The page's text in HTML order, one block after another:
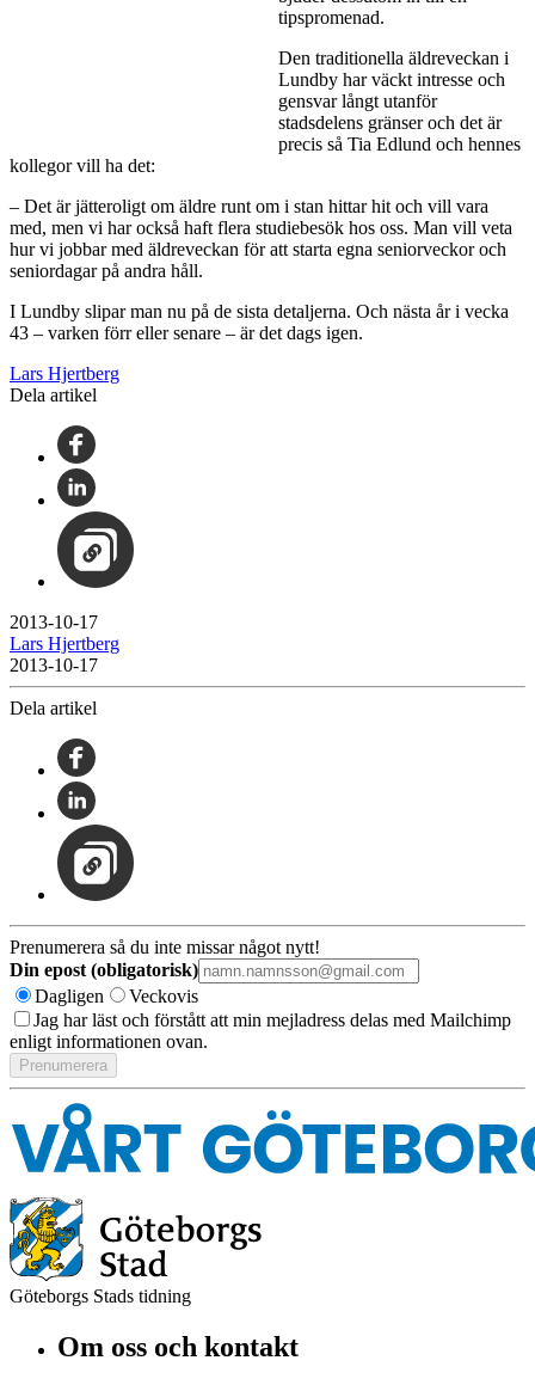
tipspromenad.
Den traditionella äldreveckan i
Lundby har väckt intresse och
gensvar långt utanför
stadsdelens gränser och det är
precis så Tia Edlund och hennes
kollegor vill ha det:
– Det är jätteroligt om äldre runt om i stan hittar hit och vill vara
med, men vi har också haft flera studiebesök hos oss. Man vill veta
hur vi jobbar med äldreveckan för att starta egna seniorveckor och
seniordagar på andra håll.
I Lundby slipar man nu på de sista detaljerna. Och nästa år i vecka
43 – varken förr eller senare – är det dags igen.
Lars Hjertberg
Dela artikel
2013-10-17
Lars Hjertberg
2013-10-17
Dela artikel
Prenumerera så du inte missar något nytt!
Din epost (obligatorisk)
Dagligen
Veckovis
Jag har läst och förstått att min mejladress delas med Mailchimp
enligt informationen ovan.
Göteborgs Stads tidning
Om oss och kontakt